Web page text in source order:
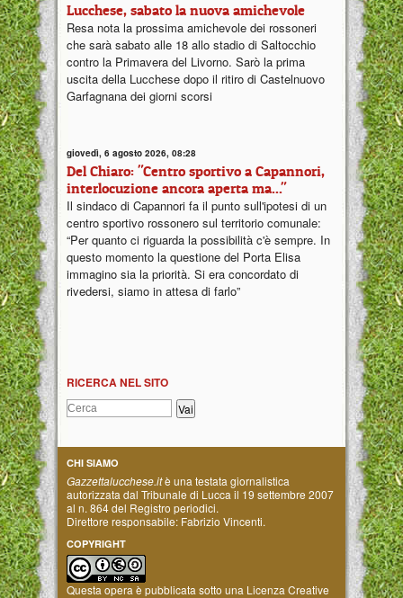
Lucchese, sabato la nuova amichevole
Resa nota la prossima amichevole dei rossoneri
che sarà sabato alle 18 allo stadio di Saltocchio
contro la Primavera del Livorno. Sarò la prima
uscita della Lucchese dopo il ritiro di Castelnuovo
Garfagnana dei giorni scorsi
giovedì, 6 agosto 2026, 08:28
Del Chiaro: "Centro sportivo a Capannori,
interlocuzione ancora aperta ma..."
Il sindaco di Capannori fa il punto sull'ipotesi di un
centro sportivo rossonero sul territorio comunale:
“Per quanto ci riguarda la possibilità c'è sempre. In
questo momento la questione del Porta Elisa
immagino sia la priorità. Si era concordato di
rivedersi, siamo in attesa di farlo”
RICERCA NEL SITO
CHI SIAMO
Gazzettalucchese.itè una testata giornalistica
autorizzata dal Tribunale di Lucca il 19 settembre 2007
al n. 864 del Registro periodici.
Direttore responsabile: Fabrizio Vincenti.
COPYRIGHT
Questa opera è pubblicata sotto una Licenza Creative